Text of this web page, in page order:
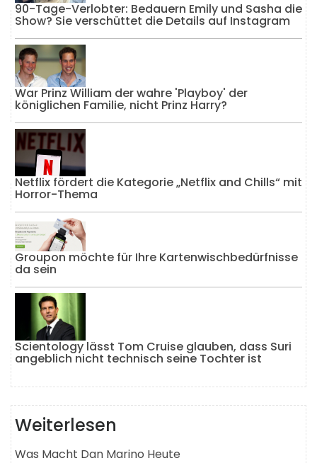
90-Tage-Verlobter: Bedauern Emily und Sasha die
Show? Sie verschüttet die Details auf Instagram
War Prinz William der wahre 'Playboy' der
königlichen Familie, nicht Prinz Harry?
Netflix fördert die Kategorie „Netflix and Chills“ mit
Horror-Thema
Groupon möchte für Ihre Kartenwischbedürfnisse
da sein
Scientology lässt Tom Cruise glauben, dass Suri
angeblich nicht technisch seine Tochter ist
Weiterlesen
Was Macht Dan Marino Heute